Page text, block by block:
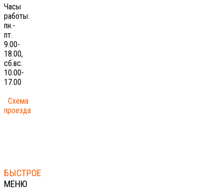
Часы
работы:
пн.-
пт.
9.00-
18.00,
сб.вс.
10.00-
17.00
Схема
проезда
БЫСТРОЕ
МЕНЮ